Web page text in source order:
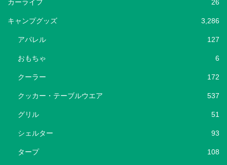
カーライフ 26
キャンプグッズ 3,286
アパレル 127
おもちゃ 6
クーラー 172
クッカー・テーブルウエア 537
グリル 51
シェルター 93
タープ 108